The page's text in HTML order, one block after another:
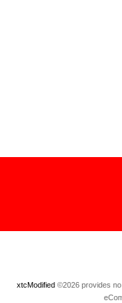
xtcModified©2026 provides no